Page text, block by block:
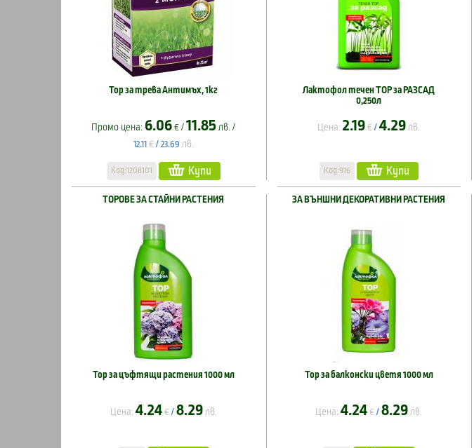
Тор за трева Антимъх, 1кг
Промо цена: 6.06 € / 11.85 лв. /
12.11 € / 23.69 лв.
Код:1208101 Купи
Лактофол течен ТОР за РАЗСАД
0,250л
Цена: 2.19 € /4.29 лв.
Код:916 Купи
ТОРОВЕ ЗА СТАЙНИ РАСТЕНИЯ
Тор за цъфтящи растения 1000 мл
Цена: 4.24 € / 8.29 лв.
ЗА ВЪНШНИ ДЕКОРАТИВНИ РАСТЕНИЯ
Тор за балконски цветя 1000 мл
Цена: 4.24 € /8.29 лв.